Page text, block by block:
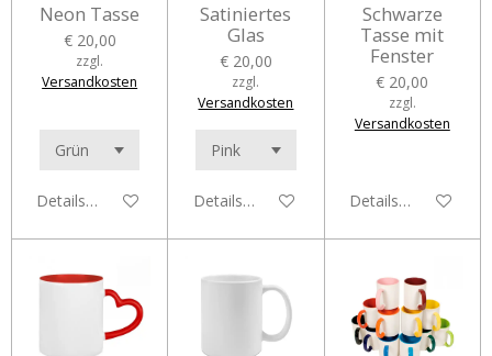
Neon Tasse
€ 20,00
zzgl.
Versandkosten
Details anzeigen
Satiniertes
Glas
€ 20,00
zzgl.
Versandkosten
Details anzeigen
Schwarze
Tasse mit
Fenster
€ 20,00
zzgl.
Versandkosten
Details anzeigen